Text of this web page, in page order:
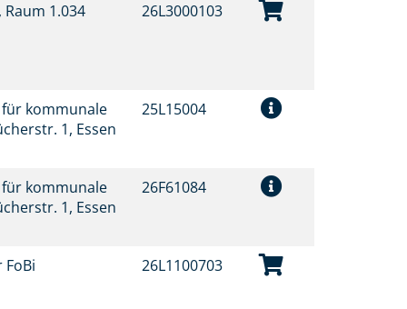
1.034 26L3000103
kommunale
1, Essen
25L15004
kommunale
1, Essen
26F61084
FoBi 26L1100703